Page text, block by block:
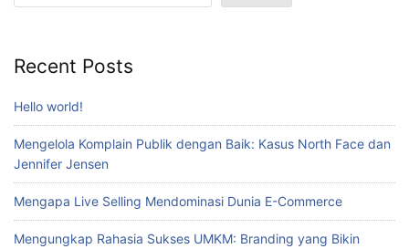
Recent Posts
Hello world!
Mengelola Komplain Publik dengan Baik: Kasus North Face dan
Jennifer Jensen
Mengapa Live Selling Mendominasi Dunia E-Commerce
Mengungkap Rahasia Sukses UMKM: Branding yang Bikin